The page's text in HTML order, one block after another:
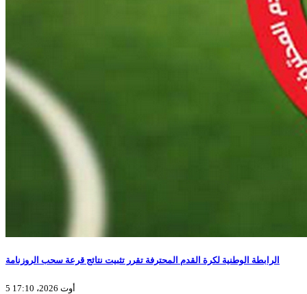
الرابطة الوطنية لكرة القدم المحترفة تقرر تثبيت نتائج قرعة سحب الروزنامة
5 أوت 2026، 17:10